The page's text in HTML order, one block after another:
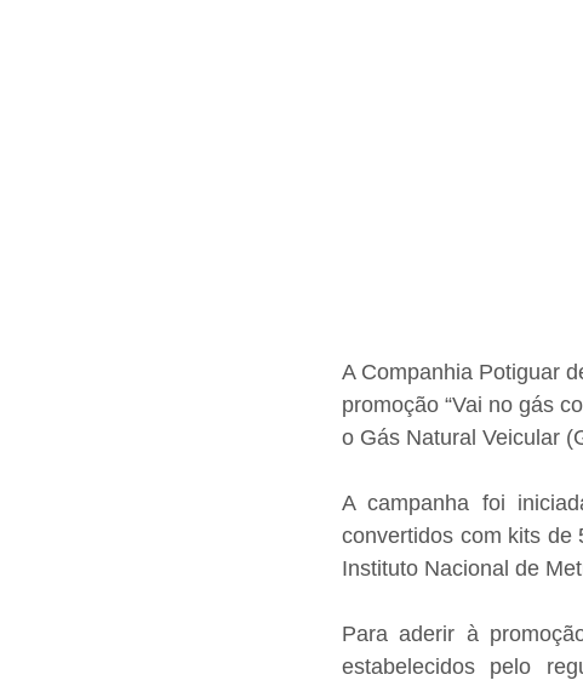
A Companhia Potiguar
promoção “Vai no gás
o Gás Natural Veicular
A campanha foi
convertidos com kits de
Instituto Nacional de
Para aderir à
estabelecidos pelo